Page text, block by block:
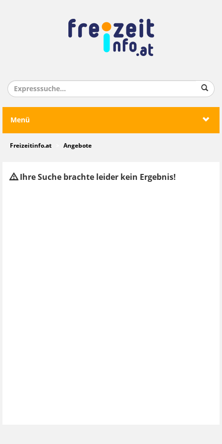
Menü
Freizeitinfo.at Angebote
Ihre Suche brachte leider kein Ergebnis!